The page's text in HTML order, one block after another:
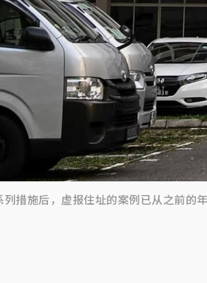
列措施后，虚报住址的案例已从之前的